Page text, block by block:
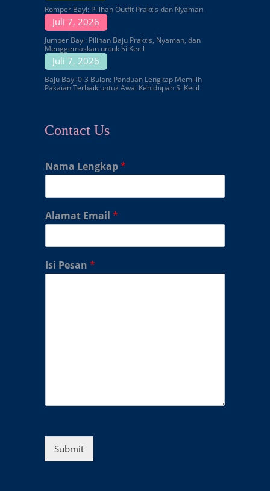
Romper Bayi: Pilihan Outfit Praktis dan Nyaman
Juli 7, 2026
Jumper Bayi: Pilihan Baju Praktis, Nyaman, dan
Menggemaskan untuk Si Kecil
Juli 7, 2026
Baju Bayi 0-3 Bulan: Panduan Lengkap Memilih
Pakaian Terbaik untuk Awal Kehidupan Si Kecil
Contact Us
Nama Lengkap*
Alamat Email *
Isi Pesan *
Submit